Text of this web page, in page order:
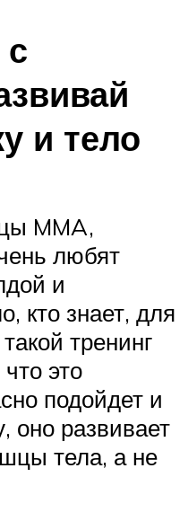
и тело
MMA,
любят
и
кто знает, для
тренинг
это
подойдет и
оно развивает
тела, а не